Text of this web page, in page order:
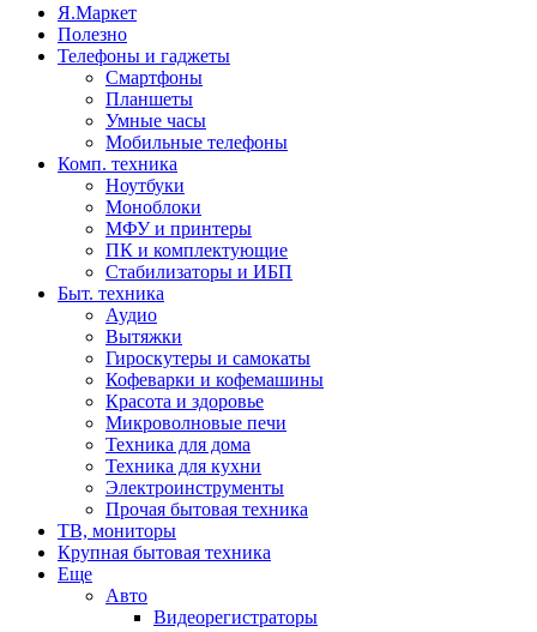
Я.Маркет
Полезно
Телефоны и гаджеты
Смартфоны
Планшеты
Умные часы
Мобильные телефоны
Комп. техника
Ноутбуки
Моноблоки
МФУ и принтеры
ПК и комплектующие
Стабилизаторы и ИБП
Быт. техника
Аудио
Вытяжки
Гироскутеры и самокаты
Кофеварки и кофемашины
Красота и здоровье
Микроволновые печи
Техника для дома
Техника для кухни
Электроинструменты
Прочая бытовая техника
ТВ, мониторы
Крупная бытовая техника
Еще
Авто
Видеорегистраторы